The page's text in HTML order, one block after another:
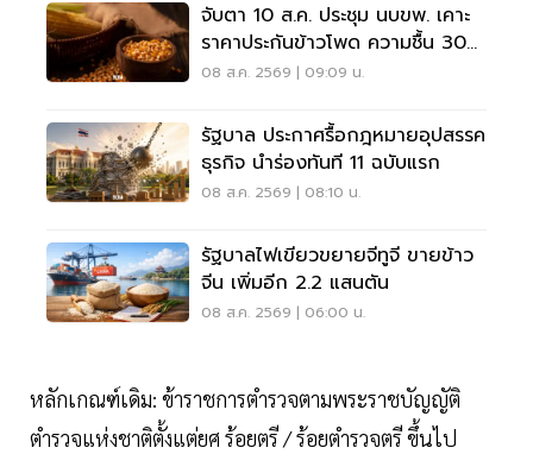
จับตา 10 ส.ค. ประชุม นบขพ. เคาะ
ราคาประกันข้าวโพด ความชื้น 30%
ราคา 7.50 บาทต่อกิโลกรัม
08 ส.ค. 2569 | 09:09 น.
รัฐบาล ประกาศรื้อกฎหมายอุปสรรค
ธุรกิจ นำร่องทันที 11 ฉบับแรก
08 ส.ค. 2569 | 08:10 น.
รัฐบาลไฟเขียวขยายจีทูจี ขายข้าว
จีน เพิ่มอีก 2.2 แสนตัน
08 ส.ค. 2569 | 06:00 น.
หลักเกณฑ์เดิม: ข้าราชการตำรวจตามพระราชบัญญัติ
ตำรวจแห่งชาติตั้งแต่ยศ ร้อยตรี / ร้อยตำรวจตรี ขึ้นไป